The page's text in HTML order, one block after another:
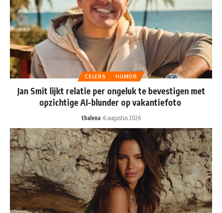
CELEBS HUMOR
Jan Smit lijkt relatie per ongeluk te bevestigen met
opzichtige AI-blunder op vakantiefoto
thalena 6 augustus 2026